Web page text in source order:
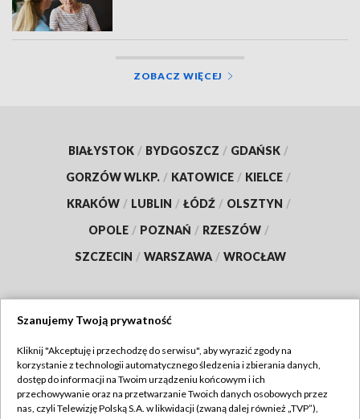
ZOBACZ WIĘCEJ
BIAŁYSTOK / BYDGOSZCZ / GDAŃSK /
GORZÓW WLKP. / KATOWICE / KIELCE /
KRAKÓW / LUBLIN / ŁÓDŹ / OLSZTYN /
OPOLE / POZNAŃ / RZESZÓW /
SZCZECIN / WARSZAWA / WROCŁAW
TVP
Abonament TVP
Regulamin TVP
Szanujemy Twoją prywatność
Kliknij "Akceptuję i przechodzę do serwisu", aby wyrazić zgody na
korzystanie z technologii automatycznego śledzenia i zbierania danych,
dostęp do informacji na Twoim urządzeniu końcowym i ich
przechowywanie oraz na przetwarzanie Twoich danych osobowych przez
nas, czyli Telewizję Polską S.A. w likwidacji (zwaną dalej również „TVP”),